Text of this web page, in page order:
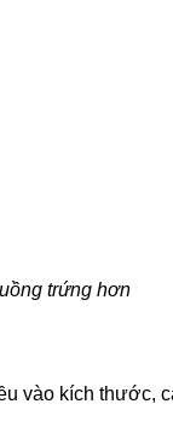
trứng hơn
vào kích thước,